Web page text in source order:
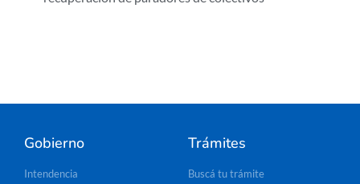
Gobierno
Intendencia
Trámites
Buscá tu trámite